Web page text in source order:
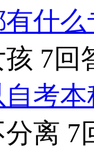
什
7回
考本
离 7